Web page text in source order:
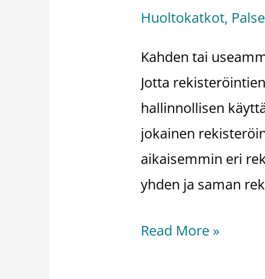
Huoltokatkot,
Kahden tai
Jotta
hallinnollisen
jokainen
aikaisemmin eri
yhden ja saman
Read More »